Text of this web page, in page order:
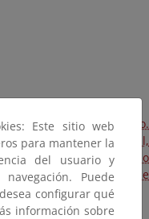
en dique de abrigo.
de piscina natural,
Este de la isla, así como
de acceso al muelle
2014)
Este sitio web
para mantener la
del usuario y
Puede
configurar qué
información sobre